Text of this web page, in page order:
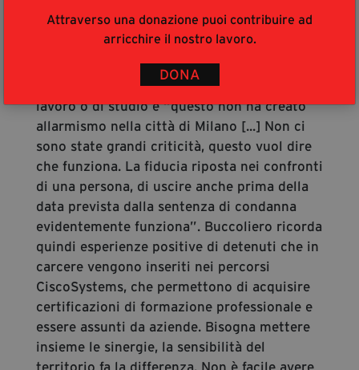
Attraverso una donazione puoi contribuire ad
arricchire il nostro lavoro.
DONA
Bollate” molti detenuti fanno richiesta per
esservi assegnati. Prima della pandemia,
almeno 350 dei 1350 detenuti del carcere
uscivano per svolgere attività per motivi di
lavoro o di studio e “questo non ha creato
allarmismo nella città di Milano [...] Non ci
sono state grandi criticità, questo vuol dire
che funziona. La fiducia riposta nei confronti
di una persona, di uscire anche prima della
data prevista dalla sentenza di condanna
evidentemente funziona”. Buccoliero ricorda
quindi esperienze positive di detenuti che in
carcere vengono inseriti nei percorsi
CiscoSystems, che permettono di acquisire
certificazioni di formazione professionale e
essere assunti da aziende. Bisogna mettere
insieme le sinergie, la sensibilità del
territorio fa la differenza. Non è facile avere